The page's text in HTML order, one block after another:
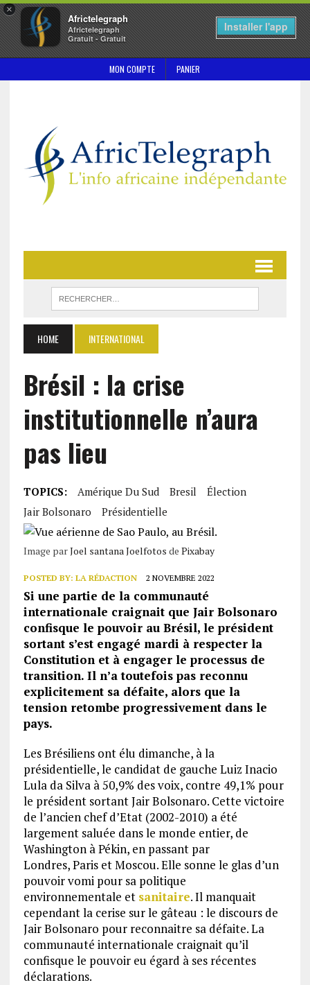
×
Africtelegraph
Africtelegraph
Gratuit - Gratuit
Installer l'app
MON COMPTE PANIER
HOME INTERNATIONAL
Brésil : la crise
institutionnelle n’aura
pas lieu
TOPICS: Amérique Du Sud Bresil
Élection
Jair Bolsonaro
Présidentielle
Image parJoel santana Joelfotos de Pixabay
POSTED BY: LA RÉDACTION 2 NOVEMBRE 2022
Si une partie de la communauté
internationale craignait que Jair Bolsonaro
confisque le pouvoir au Brésil, le président
sortant s’est engagé mardi à respecter la
Constitution et à engager le processus de
transition. Il n’a toutefois pas reconnu
explicitement sa défaite, alors que la
tension retombe progressivement dans le
pays.
Les Brésiliens ont élu dimanche, à la
présidentielle, le candidat de gauche Luiz Inacio
Lula da Silva à 50,9% des voix, contre 49,1% pour
le président sortant Jair Bolsonaro. Cette victoire
de l’ancien chef d’Etat (2002-2010) a été
largement saluée dans le monde entier, de
Washington à Pékin, en passant par
Londres, Paris et Moscou. Elle sonne le glas d’un
pouvoir vomi pour sa politique
environnementale et sanitaire. Il manquait
cependant la cerise sur le gâteau : le discours de
Jair Bolsonaro pour reconnaitre sa défaite. La
communauté internationale craignait qu’il
confisque le pouvoir eu égard à ses récentes
déclarations.